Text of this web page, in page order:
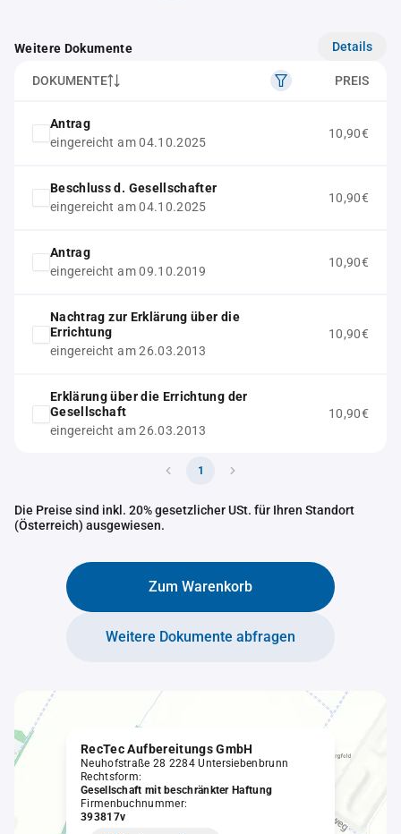
Weitere Dokumente Details
DOKUMENTE PREIS
Antrag
eingereicht am 04.10.2025
10,90€
Beschluss d. Gesellschafter
eingereicht am 04.10.2025
10,90€
Antrag
eingereicht am 09.10.2019
10,90€
Nachtrag zur Erklärung über die
Errichtung
eingereicht am 26.03.2013
10,90€
Erklärung über die Errichtung der
Gesellschaft
eingereicht am 26.03.2013
10,90€
1
Die Preise sind inkl. 20% gesetzlicher USt. für Ihren Standort
(Österreich) ausgewiesen.
Zum Warenkorb
Weitere Dokumente abfragen
RecTec Aufbereitungs GmbH
Neuhofstraße 28 2284 Untersiebenbrunn
Rechtsform:
Gesellschaft mit beschränkter Haftung
Firmenbuchnummer:
393817v